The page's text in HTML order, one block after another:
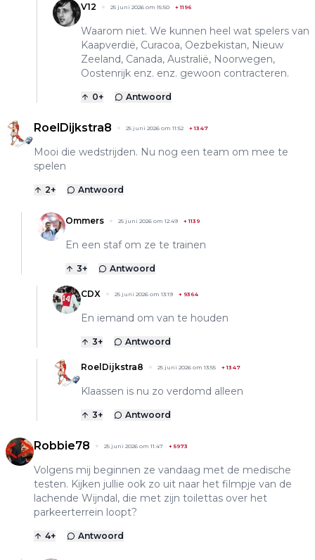
V12 25 juni 2026 om 15:50 +1196
Waarom niet. We kunnen heel wat spelers van
Kaapverdië, Curacoa, Oezbekistan, Nieuw
Zeeland, Canada, Australië, Noorwegen,
Oostenrijk enz. enz. gewoon contracteren.
0+ Antwoord
RoelDijkstra8 25 juni 2026 om 11:52 +1347
Mooi die wedstrijden. Nu nog een team om mee te
spelen
2+ Antwoord
Ommers 25 juni 2026 om 12:49 +1139
En een staf om ze te trainen
3+ Antwoord
CDX 25 juni 2026 om 13:19 + 9364
En iemand om van te houden
3+ Antwoord
RoelDijkstra8 25 juni 2026 om 13:55 +1347
Klaassen is nu zo verdomd alleen
3+ Antwoord
Robbie78 25 juni 2026 om 11:47 + 5973
Volgens mij beginnen ze vandaag met de medische
testen. Kijken jullie ook zo uit naar het filmpje van de
lachende Wijndal, die met zijn toilettas over het
parkeerterrein loopt?
4+ Antwoord